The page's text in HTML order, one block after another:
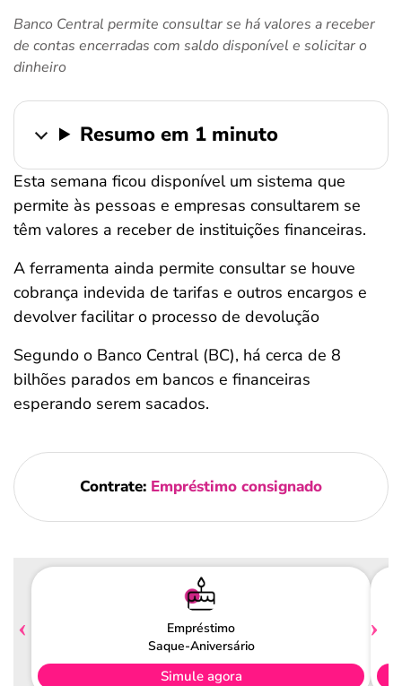
ferramentas
Banco Central permite consultar se há valores a receber
de contas encerradas com saldo disponível e solicitar o
dinheiro
Resumo em 1 minuto
Esta semana ficou disponível um sistema que
permite às pessoas e empresas consultarem se
têm valores a receber de instituições financeiras.
A ferramenta ainda permite consultar se houve
cobrança indevida de tarifas e outros encargos e
devolver facilitar o processo de devolução
Segundo o Banco Central (BC), há cerca de 8
bilhões parados em bancos e financeiras
esperando serem sacados.
Contrate: Empréstimo consignado
Empréstimo
Saque-Aniversário
Simule agora